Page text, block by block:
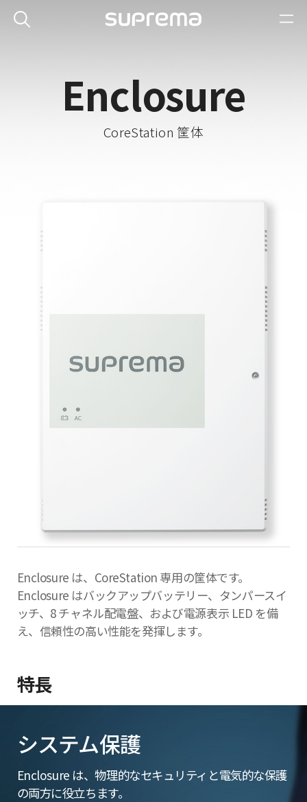
Enclosure
CoreStation 筐体
Enclosure は、CoreStation 専用の筐体です。
Enclosure はバックアップバッテリー、タンパースイ
ッチ、8 チャネル配電盤、および電源表示 LED を備
え、信頼性の高い性能を発揮します。
特長
システム保護
Enclosure は、物理的なセキュリティと電気的な保護
の両方に役立ちます。